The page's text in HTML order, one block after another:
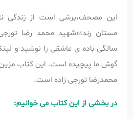
این مصحف،برشی است از زندگی
سالگی باده ی عاشقی را نوشید و
محمدرضا تورجی زاده است.
در بخشی از این کتاب می خوانیم: